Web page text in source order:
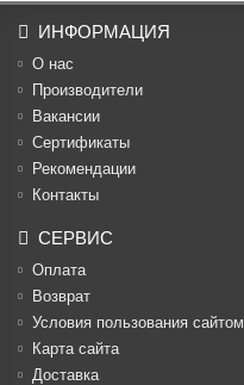
ИНФОРМАЦИЯ
О нас
Производители
Вакансии
Cертификаты
Рекомендации
Контакты
СЕРВИС
Оплата
Возврат
Условия пользования сайтом
Карта сайта
Доставка